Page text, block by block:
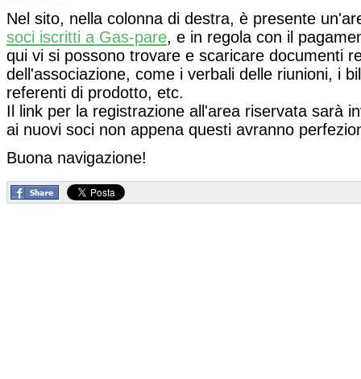
Nel sito, nella colonna di destra, è presente
soci iscritti a Gas-pare, e in regola con il
qui vi si possono trovare e scaricare documenti
dell'associazione, come i verbali delle riunioni, i
referenti di prodotto, etc.
Il link per la registrazione all'area riservata sarà
ai nuovi soci non appena questi avranno
Buona navigazione!